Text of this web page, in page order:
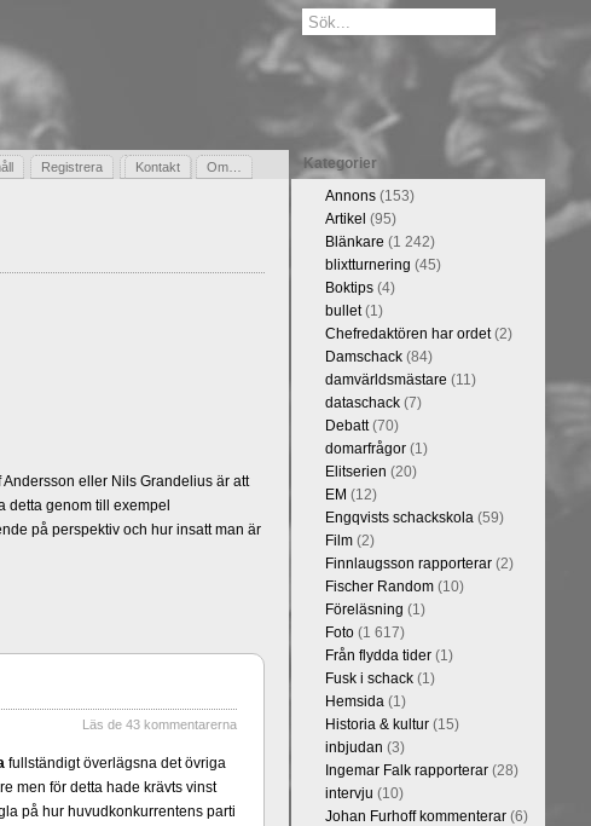
Registrera Kontakt Om…
Gästbok
eller Nils Grandelius är att
detta genom till exempel
på perspektiv och hur insatt man är
Läs de 43 kommentarerna
fullständigt överlägsna det övriga
men för detta hade krävts vinst
på hur huvudkonkurrentens parti
Kategorier
Annons(153)
Artikel (95)
Blänkare (1 242)
blixtturnering (45)
Boktips(4)
bullet(1)
Chefredaktören har ordet(2)
Damschack(84)
damvärldsmästare (11)
dataschack(7)
Debatt(70)
domarfrågor(1)
Elitserien (20)
EM (12)
Engqvists schackskola(59)
Film(2)
Finnlaugsson rapporterar(2)
Fischer Random(10)
Föreläsning (1)
Foto(1 617)
Från flydda tider(1)
Fusk i schack(1)
Hemsida(1)
Historia & kultur(15)
inbjudan (3)
Ingemar Falk rapporterar(28)
intervju (10)
Johan Furhoff kommenterar(6)